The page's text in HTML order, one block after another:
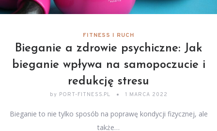
FITNESS I RUCH
Bieganie a zdrowie psychiczne: Jak
bieganie wpływa na samopoczucie i
redukcję stresu
by PORT-FITNESS.PL 1 MARCA 2022
Bieganie to nie tylko sposób na poprawę kondycji fizycznej, ale
także…